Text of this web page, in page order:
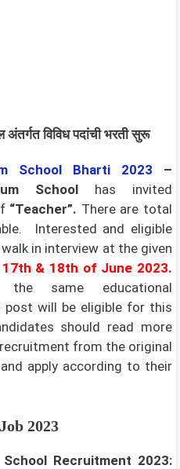
अंतर्गत विविध पदांची भरती सुरू
School Bharti 2023 –
School has invited
“Teacher”. There are total
Interested and eligible
in interview at the given
17th & 18th of June 2023.
the same educational
will be eligible for this
should read more
from the original
apply according to their
Job 2023
Recruitment 2023: